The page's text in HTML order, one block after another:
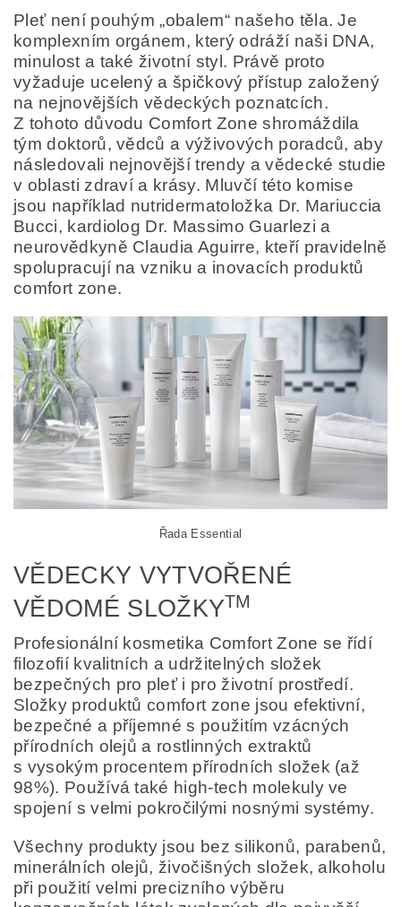
Pleť není pouhým „obalem“ našeho těla. Je
komplexním orgánem, který odráží naši DNA,
minulost a také životní styl. Právě proto
vyžaduje ucelený a špičkový přístup založený
na nejnovějších vědeckých poznatcích.
Z tohoto důvodu Comfort Zone shromáždila
tým doktorů, vědců a výživových poradců, aby
následovali nejnovější trendy a vědecké studie
v oblasti zdraví a krásy. Mluvčí této komise
jsou například nutridermatoložka Dr. Mariuccia
Bucci, kardiolog Dr. Massimo Guarlezi a
neurovědkyně Claudia Aguirre, kteří pravidelně
spolupracují na vzniku a inovacích produktů
comfort zone.
Řada Essential
VĚDECKY VYTVOŘENÉ
VĚDOMÉ SLOŽKYTM
Profesionální kosmetika Comfort Zone se řídí
filozofií kvalitních a udržitelných složek
bezpečných pro pleť i pro životní prostředí.
Složky produktů comfort zone jsou efektivní,
bezpečné a příjemné s použitím vzácných
přírodních olejů a rostlinných extraktů
s vysokým procentem přírodních složek (až
98%). Používá také high-tech molekuly ve
spojení s velmi pokročilými nosnými systémy.
Všechny produkty jsou bez silikonů, parabenů,
minerálních olejů, živočišných složek, alkoholu
při použití velmi precizního výběru